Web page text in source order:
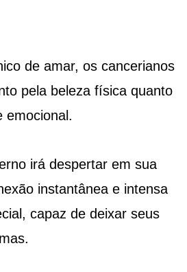
de amar, os cancerianos
pela beleza física quanto
emocional.
irá despertar em sua
instantânea e intensa
capaz de deixar seus